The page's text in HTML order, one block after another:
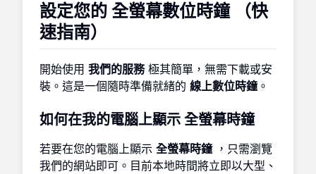
設定您的 全螢幕數位時鐘（快
速指南）
開始使用 我們的服務極其簡單，無需下載或安
裝。這是一個隨時準備就緒的 線上數位時鐘。
如何在我的電腦上顯示 全螢幕時鐘
若要在您的電腦上顯示 全螢幕時鐘，只需瀏覽
我們的網站即可。目前本地時間將立即以大型、